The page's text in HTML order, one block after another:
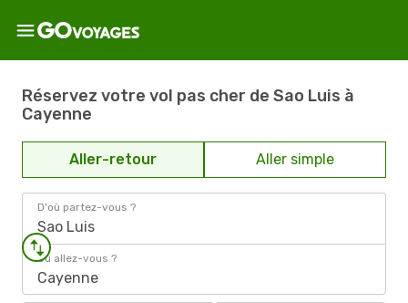
Réservez votre vol pas cher de Sao Luis à
Cayenne
Aller-retour Aller simple
D'où partez-vous ?
Sao Luis
Où allez-vous ?
Cayenne